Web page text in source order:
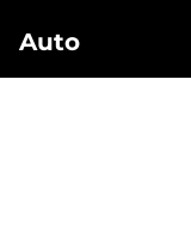
Auto